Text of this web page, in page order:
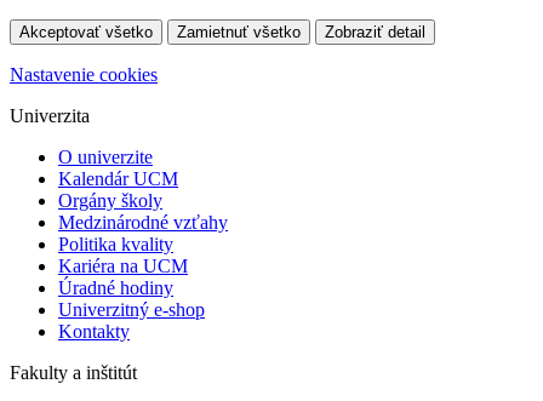
Akceptovať všetko Zamietnuť všetko Zobraziť detail
Nastavenie cookies
Univerzita
O univerzite
Kalendár UCM
Orgány školy
Medzinárodné vzťahy
Politika kvality
Kariéra na UCM
Úradné hodiny
Univerzitný e-shop
Kontakty
Fakulty a inštitút